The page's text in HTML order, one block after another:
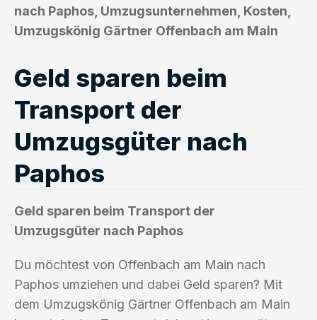
nach Paphos, Umzugsunternehmen, Kosten,
Umzugskönig Gärtner Offenbach am Main
Geld sparen beim
Transport der
Umzugsgüter nach
Paphos
Geld sparen beim Transport der
Umzugsgüter nach Paphos
Du möchtest von Offenbach am Main nach
Paphos umziehen und dabei Geld sparen? Mit
dem Umzugskönig Gärtner Offenbach am Main